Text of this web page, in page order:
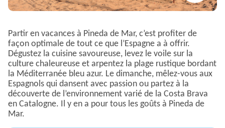
Partir en vacances à Pineda de Mar, c’est profiter de
façon optimale de tout ce que l’Espagne a à offrir.
Dégustez la cuisine savoureuse, levez le voile sur la
culture chaleureuse et arpentez la plage rustique bordant
la Méditerranée bleu azur. Le dimanche, mêlez-vous aux
Espagnols qui dansent avec passion ou partez à la
découverte de l’environnement varié de la Costa Brava
en Catalogne. Il y en a pour tous les goûts à Pineda de
Mar.